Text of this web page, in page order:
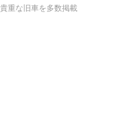
重な旧車を多数掲載